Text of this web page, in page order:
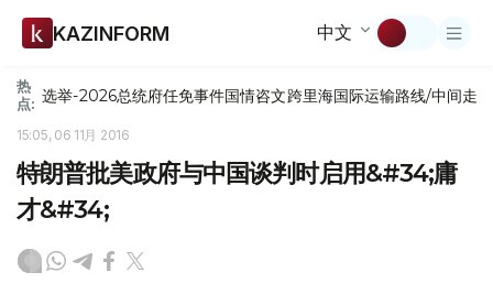
KAZINFORM 中文
热
点: 选举-2026总统府任免事件国情咨文跨里海国际运输路线/中间走廊
15:05, 06 11月 2016
特朗普批美政府与中国谈判时启用&#34;庸
才&#34;